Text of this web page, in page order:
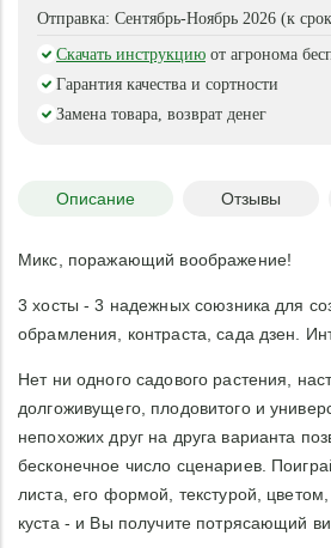
Отправка: Сентябрь-Ноябрь 2026 (к
Скачать инструкцию от агронома
Гарантия качества и сортности
Замена товара, возврат денег
Описание Отзывы
Микс, поражающий воображение!
3 хосты - 3 надежных союзника для
обрамления, контраста, сада дзен.
Нет ни одного садового растения,
долгоживущего, плодовитого и
непохожих друг на друга варианта
бесконечное число сценариев.
листа, его формой, текстурой,
куста - и Вы получите потрясающий